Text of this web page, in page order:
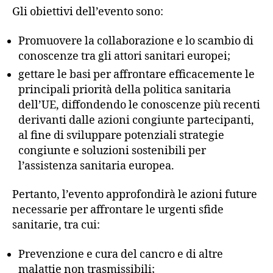
Gli obiettivi dell’evento sono:
Promuovere la collaborazione e lo scambio di
conoscenze tra gli attori sanitari europei;
gettare le basi per affrontare efficacemente le
principali priorità della politica sanitaria
dell’UE, diffondendo le conoscenze più recenti
derivanti dalle azioni congiunte partecipanti,
al fine di sviluppare potenziali strategie
congiunte e soluzioni sostenibili per
l’assistenza sanitaria europea.
Pertanto, l’evento approfondirà le azioni future
necessarie per affrontare le urgenti sfide
sanitarie, tra cui:
Prevenzione e cura del cancro e di altre
malattie non trasmissibili;